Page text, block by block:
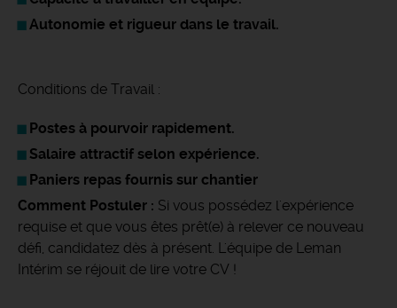
Autonomie et rigueur dans le travail.
Conditions de Travail :
Postes à pourvoir rapidement.
Salaire attractif selon expérience.
Paniers repas fournis sur chantier
Comment Postuler : Si vous possédez l'expérience
requise et que vous êtes prêt(e) à relever ce nouveau
défi, candidatez dès à présent. L'équipe de Leman
Intérim se réjouit de lire votre CV !